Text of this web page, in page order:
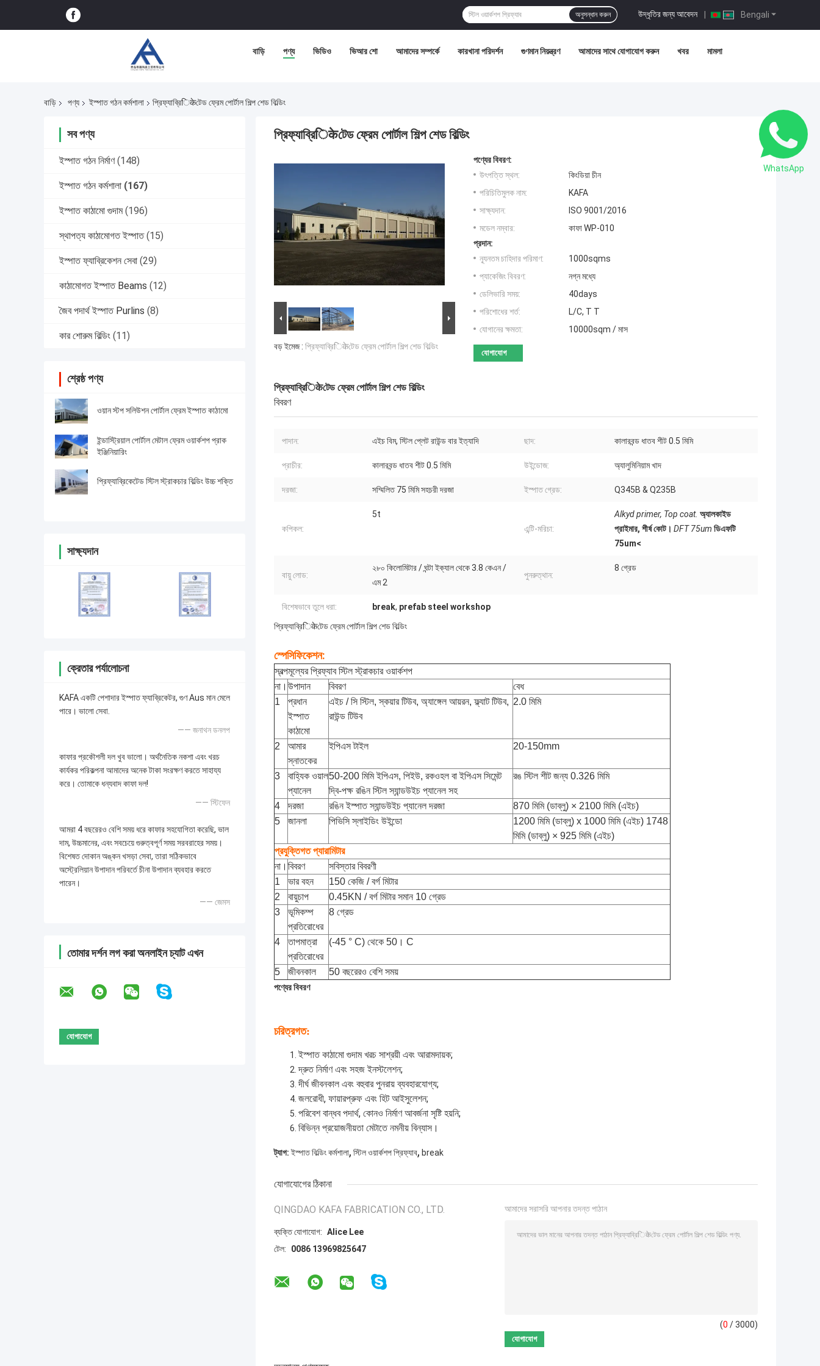
Bengali
উদ্ধৃতির জন্য আবেদন |
অনুসন্ধান করুন
বাড়ি পণ্য ভিডিও ভিআর শো আমাদের সম্পর্কে কারখানা পরিদর্শন গুণমান নিয়ন্ত্রণ আমাদের সাথে যোগাযোগ করুন খবর মামলা
বাড়ি পণ্য ইস্পাত গঠন কর্মশালা প্রিফ্যাব্রিिकेটেড ফ্রেম পোর্টাল শিল্প শেড বিল্ডিং
সব পণ্য
ইস্পাত গঠন নির্মাণ (148)
ইস্পাত গঠন কর্মশালা (167)
ইস্পাত কাঠামো গুদাম (196)
স্থাপত্য কাঠামোগত ইস্পাত (15)
ইস্পাত ফ্যাব্রিকেশন সেবা (29)
কাঠামোগত ইস্পাত Beams (12)
জৈব পদার্থ ইস্পাত Purlins (8)
কার শোরুম বিল্ডিং (11)
শ্রেষ্ঠ পণ্য
ওয়ান স্টপ সলিউশন পোর্টাল ফ্রেম ইস্পাত কাঠামো
ইন্ডাস্ট্রিয়াল পোর্টাল মেটাল ফ্রেম ওয়ার্কশপ প্রাক
ইঞ্জিনিয়ারিং
প্রিফ্যাব্রিকেটেড স্টিল স্ট্রাকচার বিল্ডিং উচ্চ শক্তি
সাক্ষ্যদান
ক্রেতার পর্যালোচনা
KAFA একটি পেশাদার ইস্পাত ফ্যাব্রিকেটর, গুণ Aus মান মেলে
পারে। ভালো সেবা.
—— জনাথন ডনলপ
কাফার প্রকৌশলী দল খুব ভালো। অর্থনৈতিক নকশা এবং খরচ
কার্যকর পরিকল্পনা আমাদের অনেক টাকা সংরক্ষণ করতে সাহায্য
করে। তোমাকে ধন্যবাদ কাফা দল!
—— স্টিফেন
আমরা 4 বছরেরও বেশি সময় ধরে কাফার সহযোগিতা করেছি, ভাল
দাম, উচ্চমানের, এবং সবচেয়ে গুরুত্বপূর্ণ সময় সরবরাহের সময়।
বিশেষত দোকান অঙ্কন খসড়া সেবা, তারা সঠিকভাবে
অস্ট্রেলিয়ান উপাদান পরিবর্তে চীনা উপাদান ব্যবহার করতে
পারেন।
—— জেমস
তোমার দর্শন লগ করা অনলাইন চ্যাট এখন
প্রিফ্যাব্রিिकेটেড ফ্রেম পোর্টাল শিল্প শেড বিল্ডিং
বড় ইমেজ : প্রিফ্যাব্রিिकेটেড ফ্রেম পোর্টাল শিল্প শেড বিল্ডিং
পণ্যের বিবরণ:
উৎপত্তি স্থল:
কিংডিয়া চীন
পরিচিতিমুলক নাম:
KAFA
সাক্ষ্যদান:
ISO 9001/2016
মডেল নম্বার:
কাফা WP-010
প্রদান:
ন্যূনতম চাহিদার পরিমাণ:
1000sqms
প্যাকেজিং বিবরণ:
নগ্ন মধ্যে
ডেলিভারি সময়:
40days
পরিশোধের শর্ত:
L/C, T T
যোগানের ক্ষমতা:
10000sqm / মাস
যোগাযোগ
প্রিফ্যাব্রিिकेটেড ফ্রেম পোর্টাল শিল্প শেড বিল্ডিং
বিবরণ
পাদান: এইচ বিম, স্টিল প্লেট রাউন্ড বার ইত্যাদি ছাদ: কালারবন্ড ধাতব শীট 0.5 মিমি
প্রাচীর: কালারবন্ড ধাতব শীট 0.5 মিমি উইন্ডোজ: অ্যালুমিনিয়াম খাদ
দরজা: সম্মিলিত 75 মিমি সহচরী দরজা ইস্পাত গ্রেড: Q345B & Q235B
কপিকল:
5t
এন্টি-মরিচা:
Alkyd primer, Top coat. অ্যালকাইড
প্রাইমার, শীর্ষ কোট। DFT 75um ডিএফটি
75um<
বায়ু লোড:
২৮০ কিলোমিটার / ঘন্টা ইক্যাল থেকে 3.8 কেএন /
এম 2
পুনরুত্থান:
8 গ্রেড
বিশেষভাবে তুলে ধরা: break, prefab steel workshop
প্রিফ্যাব্রিिकेটেড ফ্রেম পোর্টাল শিল্প শেড বিল্ডিং
স্পেসিফিকেশন:
স্বল্পমূল্যের প্রিফ্যাব স্টিল স্ট্রাকচার ওয়ার্কশপ
না। উপাদান বিবরণ
বেধ
1
প্রধান
ইস্পাত
কাঠামো
এইচ / সি স্টিল, স্কয়ার টিউব, অ্যাঙ্গেল আয়রন, ফ্ল্যাট টিউব,
রাউন্ড টিউব
2.0 মিমি
2
আমার
স্নাতকের
ইপিএস টাইল 20-150mm
3
বাহ্যিক ওয়াল
প্যানেল
50-200 মিমি ইপিএস, পিইউ, রকওহল বা ইপিএস সিমেন্ট
দ্বি-পক্ষ রঙিন স্টিল স্যান্ডউইচ প্যানেল সহ
রঙ স্টিল শীট জন্য 0.326 মিমি
4 দরজা রঙিন ইস্পাত স্যান্ডউইচ প্যানেল দরজা
870 মিমি (ডাব্লু) × 2100 মিমি (এইচ)
5
জানলা পিভিসি স্লাইডিং উইন্ডো
1200 মিমি (ডাব্লু) x 1000 মিমি (এইচ) 1748
মিমি (ডাব্লু) × 925 মিমি (এইচ)
প্রযুক্তিগত প্যারামিটার
না। বিবরণ
সবিস্তার বিবরণী
1
ভার বহন
150 কেজি / বর্গ মিটার
2
বায়ুচাপ
0.45KN / বর্গ মিটার সমান 10 গ্রেড
3
ভূমিকম্প
প্রতিরোধের
8 গ্রেড
4
তাপমাত্রা
প্রতিরোধের
(-45 ° C) থেকে 50। C
5 জীবনকাল 50 বছরেরও বেশি সময়
পণ্যের বিবরণ
চরিত্রগত:
ইস্পাত কাঠামো গুদাম খরচ সাশ্রয়ী এবং আরামদায়ক;
দ্রুত নির্মাণ এবং সহজ ইনস্টলেশন;
দীর্ঘ জীবনকাল এবং বহুবার পুনরায় ব্যবহারযোগ্য;
জলরোধী, ফায়ারপ্রুফ এবং হিট আইসুলেশন;
পরিবেশ বান্ধব পদার্থ, কোনও নির্মাণ আবর্জনা সৃষ্টি হয়নি;
বিভিন্ন প্রয়োজনীয়তা মেটাতে নমনীয় বিন্যাস।
ট্যাগ: ইস্পাত বিল্ডিং কর্মশালা, স্টিল ওয়ার্কশপ প্রিফ্যাব, break
যোগাযোগের ঠিকানা
QINGDAO KAFA FABRICATION CO., LTD.
ব্যক্তি যোগাযোগ: Alice Lee
টেল:
0086 13969825647
আমাদের সরাসরি আপনার তদন্ত পাঠান
(0 / 3000)
WhatsApp